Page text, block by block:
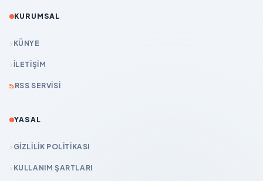
KURUMSAL
KÜNYE
İLETIŞIM
RSS SERVISI
YASAL
GIZLILIK POLITIKASI
KULLANIM ŞARTLARI